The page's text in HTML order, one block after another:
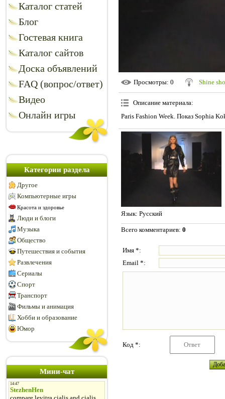
Каталог статей
Блог
Гостевая книга
Каталог сайтов
Доска объявлений
FAQ (вопрос/ответ)
Видео
Онлайн игры
Категории раздела
Другое
Компьютерные игры
Красота и здоровье
Люди и блоги
Музыка
Общество
Путешествия и события
Развлечения
Сериалы
Спорт
Транспорт
Фильмы и анимация
Хобби и образование
Юмор
Мини-чат
Просмотры: 0 Shine
Описание материала:
Paris Fashion Week. Показ Sophia
Язык: Русский
Всего комментариев: 0
Имя *:
Email *:
Код *: